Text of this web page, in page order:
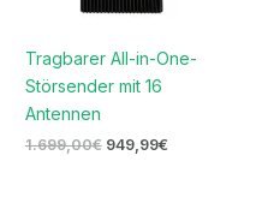
Tragbarer All-in-One-
Störsender mit 16
Antennen
1.699,00€ 949,99€